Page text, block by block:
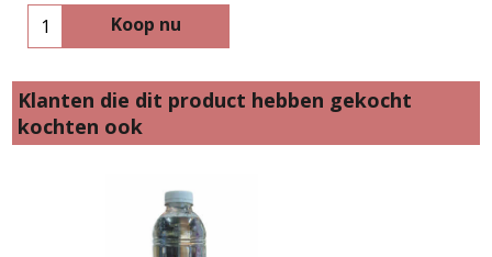
Koop nu
Klanten die dit product hebben gekocht
kochten ook